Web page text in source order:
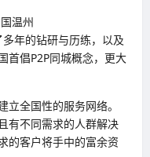
温州
年的钻研与历练，以及
首倡P2P同城概念，更大
全国性的服务网络。
有不同需求的人群解决
的客户将手中的富余资